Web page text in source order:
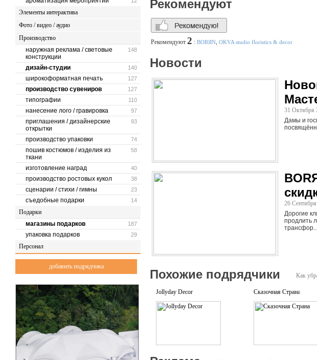
Элементы интерактива
Фото / видео / аудио
Производство
148
наружная реклама / световые
конструкции
140
дизайн-студии
127
широкоформатная печать
127
производство сувениров
110
типографии
97
нанесение лого / гравировка
93
приглашения / дизайнерские
открытки
74
производство упаковки
58
пошив костюмов / изделия из
ткани
40
изготовление наград
38
производство ростовых кукол
23
сценарии / стихи / гимны
14
съедобные подарки
Подарки
187
магазины подарков
29
упаковка подарков
Персонал
добавить подрядчика
Уже в декабре 2007 года декоративная подушка
были отмечены высшей конкурсной наградой
российской культурно-производственной деятельности.
BORЯN ® продолжает успешно расширять свою
могут выполнять функцию оригинального персонального
Творческая Мастерская BORЯN ® предлагает услуги по
пожеланий Клиента: декоративные подушки по
декоративным текстилем - подушки, картины, покрывала.
Всю продукцию бренда мы производим в Москве
оборудовании. Выбирая продукцию BORЯN ®, вы
Тел.: +7 (495) 740-09-39
Рекомендуют
Рекомендуют 2 : BORЯN OKVA studio floristics & decor
Новости
31 Октября
Дамы и
26
Дорогие
продлить
Как
Похожие подрядчики
Jollyday Decor Сказочная Страна